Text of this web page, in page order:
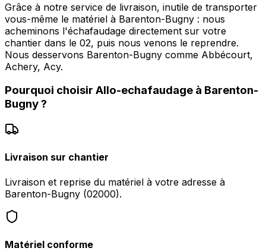
Grâce à notre service de livraison, inutile de transporter
vous-même le matériel à Barenton-Bugny : nous
acheminons l'échafaudage directement sur votre
chantier dans le 02, puis nous venons le reprendre.
Nous desservons Barenton-Bugny comme Abbécourt,
Achery, Acy.
Pourquoi choisir Allo-echafaudage à Barenton-
Bugny?
Livraison sur chantier
Livraison et reprise du matériel à votre adresse à
Barenton-Bugny (02000).
Matériel conforme